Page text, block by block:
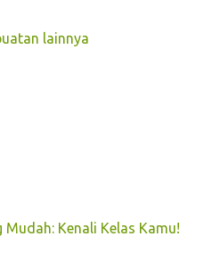
lainnya
Kenali Kelas Kamu!